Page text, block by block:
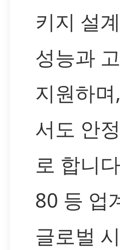
키지 설
성능과
지원하
서도 안
로 합니
80 등 업
글로벌